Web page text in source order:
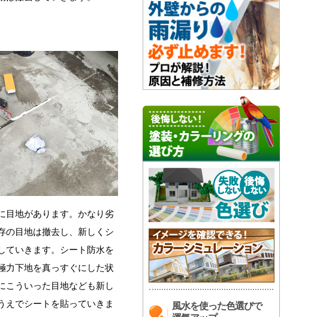
地があります。かなり劣
の目地は撤去し、新しくシ
ていきます。シート防水を
力下地を真っすぐにした状
こういった目地なども新し
えでシートを貼っていきま
風水を使った色選びで